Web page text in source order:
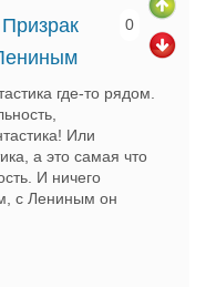
0
где-то рядом.
Или
а это самая что
И ничего
с Лениным он